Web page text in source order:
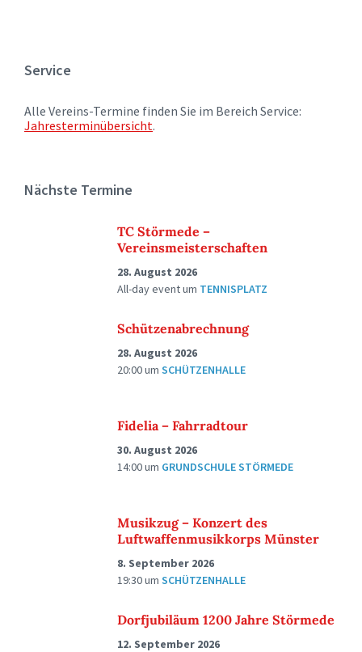
Service
Alle Vereins-Termine finden Sie im Bereich Service:
Jahresterminübersicht.
Nächste Termine
TC Störmede –
Vereinsmeisterschaften
28. August 2026
All-day eventum TENNISPLATZ
Schützenabrechnung
28. August 2026
20:00um SCHÜTZENHALLE
Fidelia – Fahrradtour
30. August 2026
14:00um GRUNDSCHULE STÖRMEDE
Musikzug – Konzert des
Luftwaffenmusikkorps Münster
8. September 2026
19:30um SCHÜTZENHALLE
Dorfjubiläum 1200 Jahre Störmede
12. September 2026